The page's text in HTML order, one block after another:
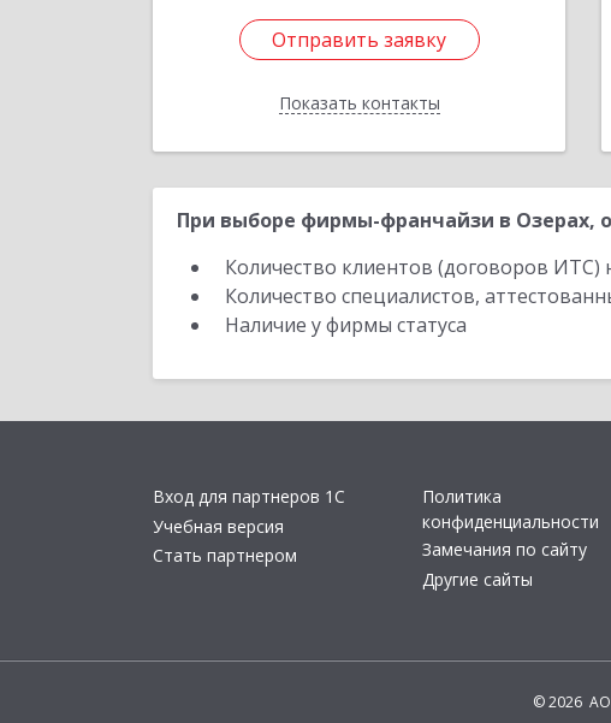
Отправить заявку
Показать контакты
Отправить заявку
Назад
При выборе фирмы-франчайзи в Озерах,
Количество клиентов (договоров
Количество специалистов,
Наличие у фирмы статуса
Вход для партнеров 1С
Учебная версия
Стать партнером
Политика
конфиденциальности
Замечания по сайту
Другие сайты
© 2026 АО